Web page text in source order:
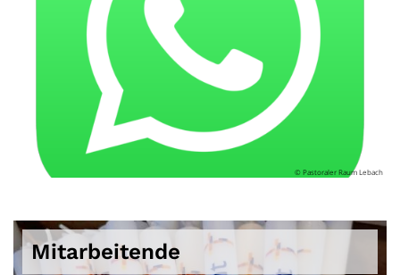
© Pastoraler Raum Lebach
Mitarbeitende